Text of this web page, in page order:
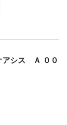
アシス Ａ ００